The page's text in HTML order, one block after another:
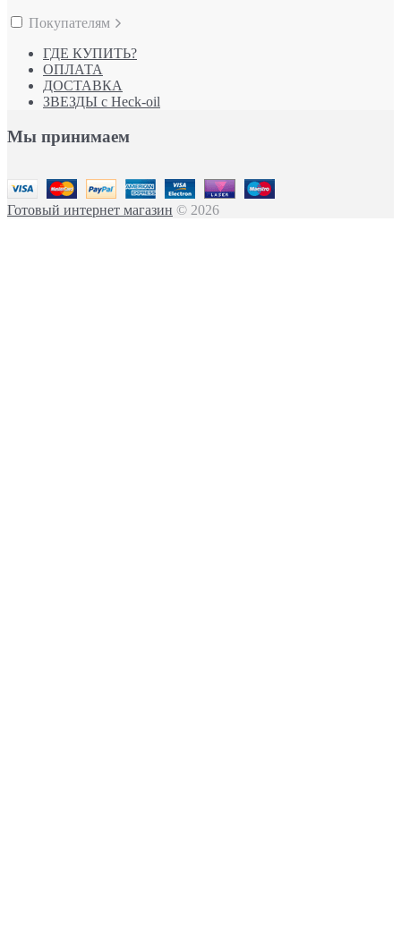
Покупателям
ГДЕ КУПИТЬ?
ОПЛАТА
ДОСТАВКА
ЗВЕЗДЫ с Heck-oil
Мы принимаем
Готовый интернет магазин © 2026